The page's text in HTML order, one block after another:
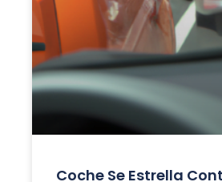
Coche Se Estrella